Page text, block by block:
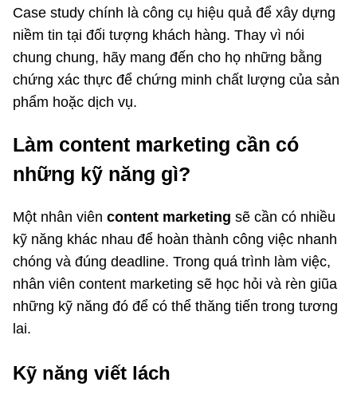
Case study chính là công cụ hiệu quả để xây dựng
niềm tin tại đối tượng khách hàng. Thay vì nói
chung chung, hãy mang đến cho họ những bằng
chứng xác thực để chứng minh chất lượng của sản
phẩm hoặc dịch vụ.
Làm content marketing cần có
những kỹ năng gì?
Một nhân viên content marketing sẽ cần có nhiều
kỹ năng khác nhau để hoàn thành công việc nhanh
chóng và đúng deadline. Trong quá trình làm việc,
nhân viên content marketing sẽ học hỏi và rèn giũa
những kỹ năng đó để có thể thăng tiến trong tương
lai.
Kỹ năng viết lách